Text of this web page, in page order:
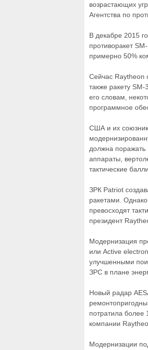
возрастающих
Агентства по
В декабре 2015
противоракет
примерно 50%
Сейчас Raytheon
также ракету
его словам,
программное
США и их
должна поражать
аппараты,
тактические
ЗРК Patriot
ракетами.
превосходят
президент
Модернизация
или Active
улучшенными
ЗРС в плане
Новый радар
потратила более
компании
Модернизации